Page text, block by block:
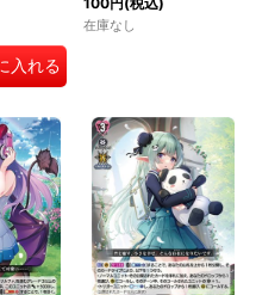
入れる
在庫なし